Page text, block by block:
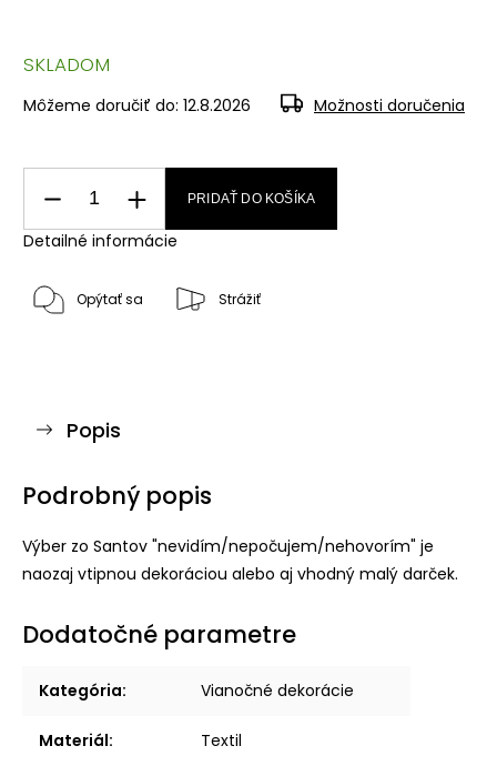
SKLADOM
Môžeme doručiť do: 12.8.2026 Možnosti doručenia
PRIDAŤ DO KOŠÍKA
Detailné informácie
Opýtať sa Strážiť
Popis
Podrobný popis
Výber zo Santov "nevidím/nepočujem/nehovorím" je
naozaj vtipnou dekoráciou alebo aj vhodný malý darček.
Dodatočné parametre
Kategória: Vianočné dekorácie
Materiál: Textil